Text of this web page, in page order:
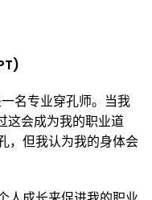
名专业穿孔师。当我
这会成为我的职业道
，但我认为我的身体会